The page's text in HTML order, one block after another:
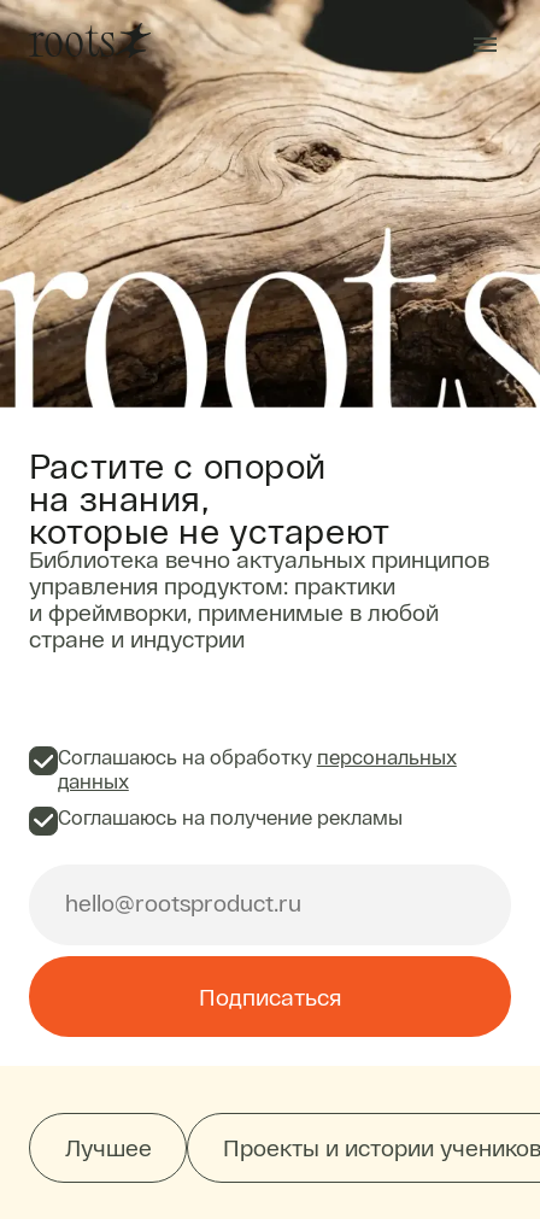
roots
Растите с опорой
на знания,
которые не устареют
Библиотека вечно актуальных принципов
управления продуктом: практики
и фреймворки, применимые в любой
стране и индустрии
Соглашаюсь на обработку персональных
данных
Соглашаюсь на получение рекламы
Подписаться
Лучшее Проекты и истории учеников